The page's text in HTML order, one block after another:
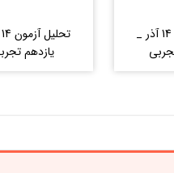
تحلیل آزمون 14 آذر _
یازدهم